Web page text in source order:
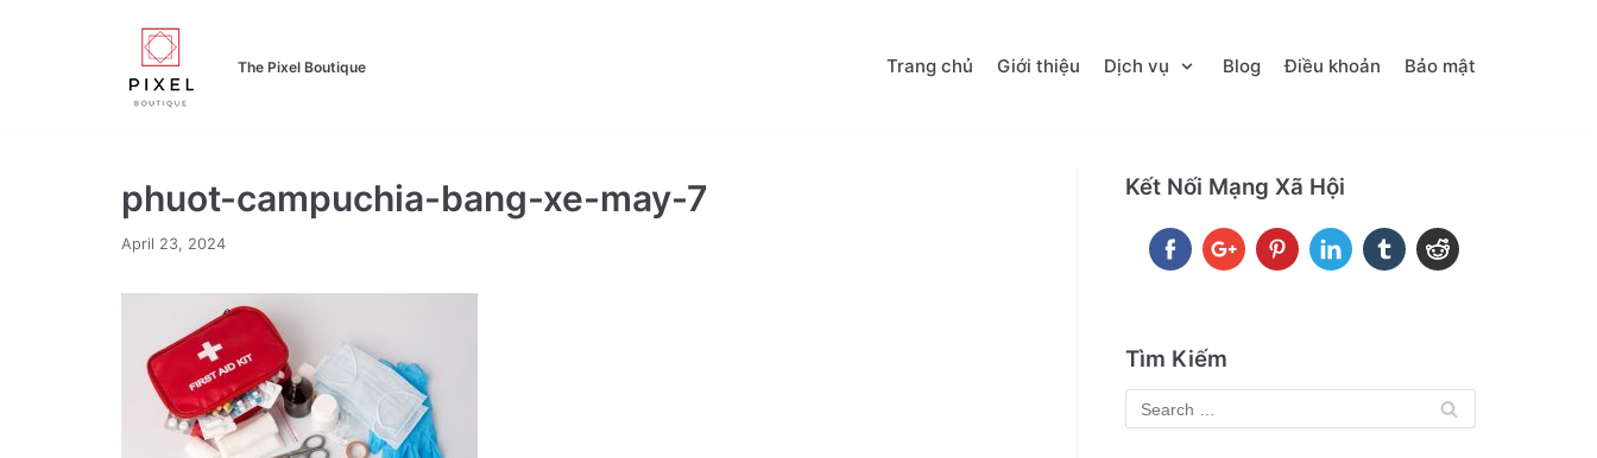
The Pixel Boutique Trang chủ Giới thiệu Dịch vụ Blog Điều khoản Bảo mật
phuot-campuchia-bang-xe-may-7
April 23, 2024
Kết Nối Mạng Xã Hội
Tìm Kiếm